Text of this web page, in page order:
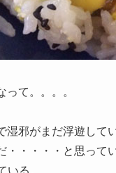
て。。。。
邪がまだ浮遊してい
・・・・・と思って
る。